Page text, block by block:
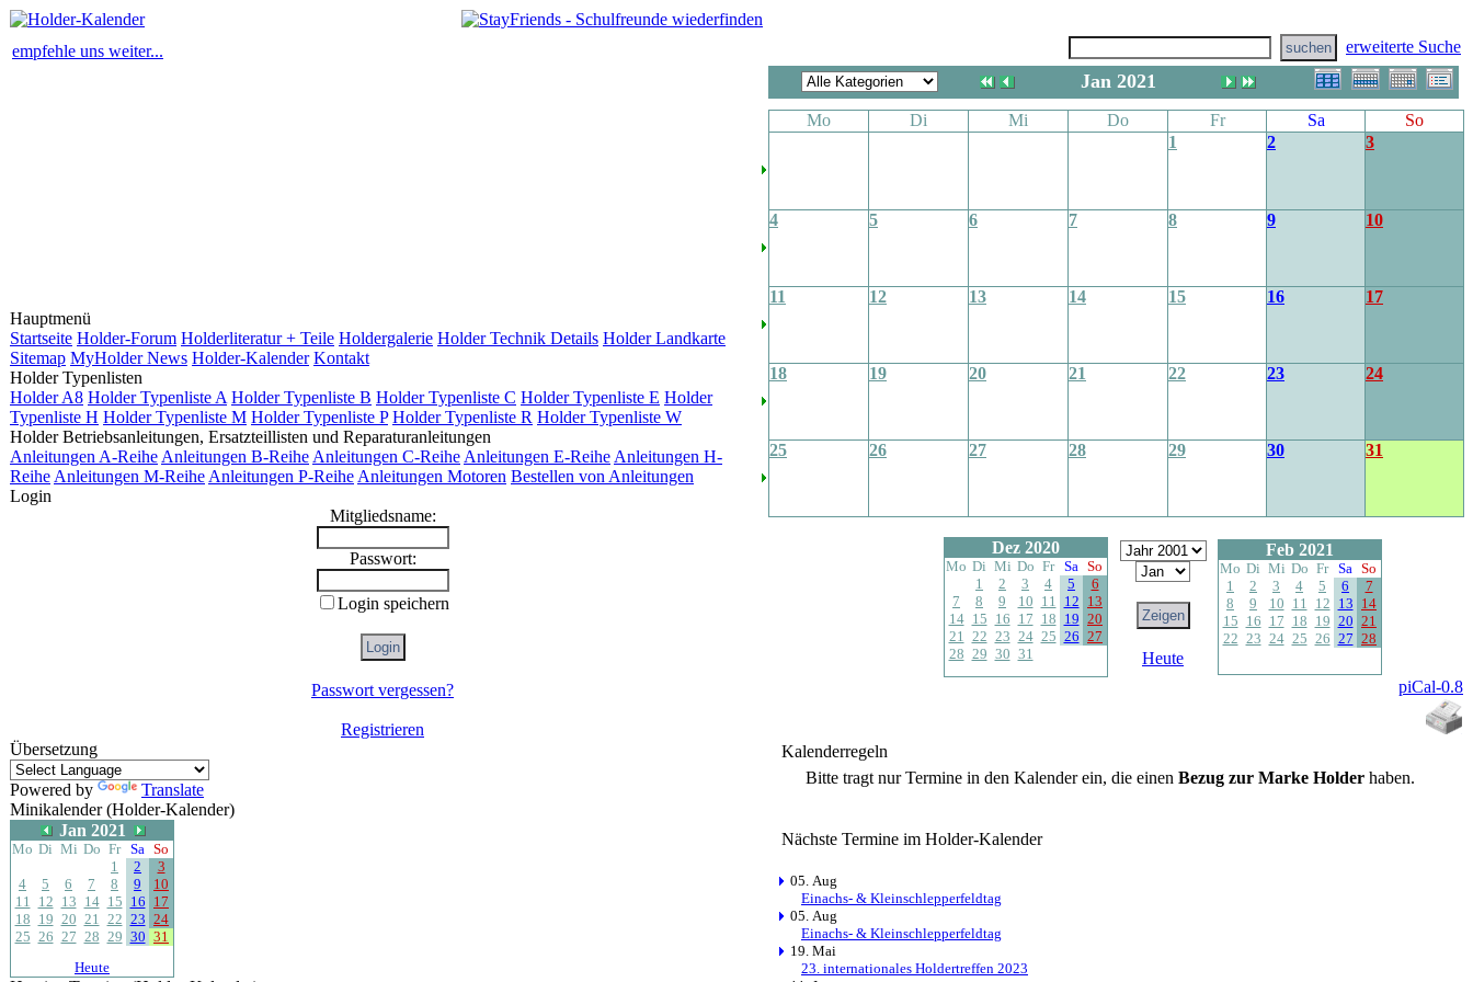
empfehle uns weiter... erweiterte Suche
Hauptmenü
Startseite Holder-Forum Holderliteratur + Teile Holdergalerie Holder Technik Details Holder Landkarte
Sitemap MyHolder News Holder-Kalender Kontakt
Holder Typenlisten
Holder A8 Holder Typenliste A Holder Typenliste B Holder Typenliste C Holder Typenliste E Holder
Typenliste H Holder Typenliste M Holder Typenliste P Holder Typenliste R Holder Typenliste W
Holder Betriebsanleitungen, Ersatzteillisten und Reparaturanleitungen
Anleitungen A-Reihe Anleitungen B-Reihe Anleitungen C-Reihe Anleitungen E-Reihe Anleitungen H-
Reihe Anleitungen M-Reihe Anleitungen P-Reihe Anleitungen Motoren Bestellen von Anleitungen
Login
Mitgliedsname:
Passwort:
Login speichern
Passwort vergessen?
Registrieren
Übersetzung
Powered by
Translate
Minikalender (Holder-Kalender)
Jan 2021
Mo Di Mi Do Fr Sa So
1
2
3
4
5 6 7 8 9
10
11 12 13 14 15 16 17
18 19 20 21 22 23 24
25 26 27 28 29 30 31
Heute
Jan 2021
Mo Di Mi Do Fr Sa
So
1
2 3
4 5 6 7 8 9 10
11 12 13 14 15 16 17
18 19 20 21 22 23 24
25 26 27 28 29 30 31
Dez 2020
Mo Di Mi Do Fr Sa So
1
2 3 4 5
6
7
8 9 10 11 12 13
14 15 16 17 18 19 20
21 22 23 24 25 26 27
28 29 30 31 Heute
Feb 2021
Mo Di Mi Do Fr Sa So
1
2 3 4 5 6
7
8
9 10 11 12 13 14
15 16 17 18 19 20 21
22 23 24 25 26 27 28
piCal-0.8
Kalenderregeln
Bitte tragt nur Termine in den Kalender ein, die einen Bezug zur Marke Holder haben.
Nächste Termine im Holder-Kalender
05. Aug
Einachs- & Kleinschlepperfeldtag
05. Aug
Einachs- & Kleinschlepperfeldtag
19. Mai
23. internationales Holdertreffen 2023